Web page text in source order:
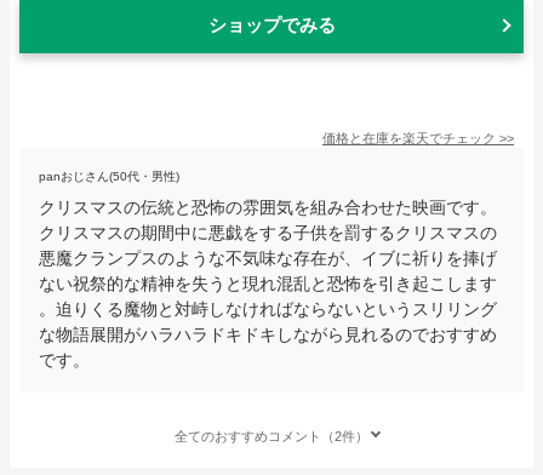
ショップでみる
価格と在庫を楽天でチェック >>
panおじさん(50代・男性)
クリスマスの伝統と恐怖の雰囲気を組み合わせた映画です。
クリスマスの期間中に悪戯をする子供を罰するクリスマスの
悪魔クランプスのような不気味な存在が、イブに祈りを捧げ
ない祝祭的な精神を失うと現れ混乱と恐怖を引き起こします
。迫りくる魔物と対峙しなければならないというスリリング
な物語展開がハラハラドキドキしながら見れるのでおすすめ
です。
全てのおすすめコメント（2件）